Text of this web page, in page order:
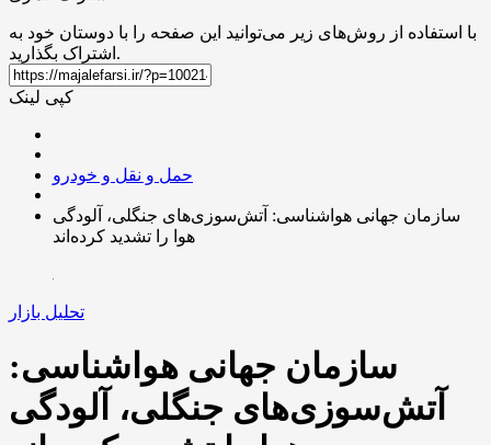
با استفاده از روش‌های زیر می‌توانید این صفحه را با دوستان خود به
اشتراک بگذارید.
کپی لینک
حمل و نقل و خودرو
سازمان جهانی هواشناسی: آتش‌سوزی‌های جنگلی، آلودگی
هوا را تشدید کرده‌اند
تحلیل بازار
سازمان جهانی هواشناسی:
آتش‌سوزی‌های جنگلی، آلودگی